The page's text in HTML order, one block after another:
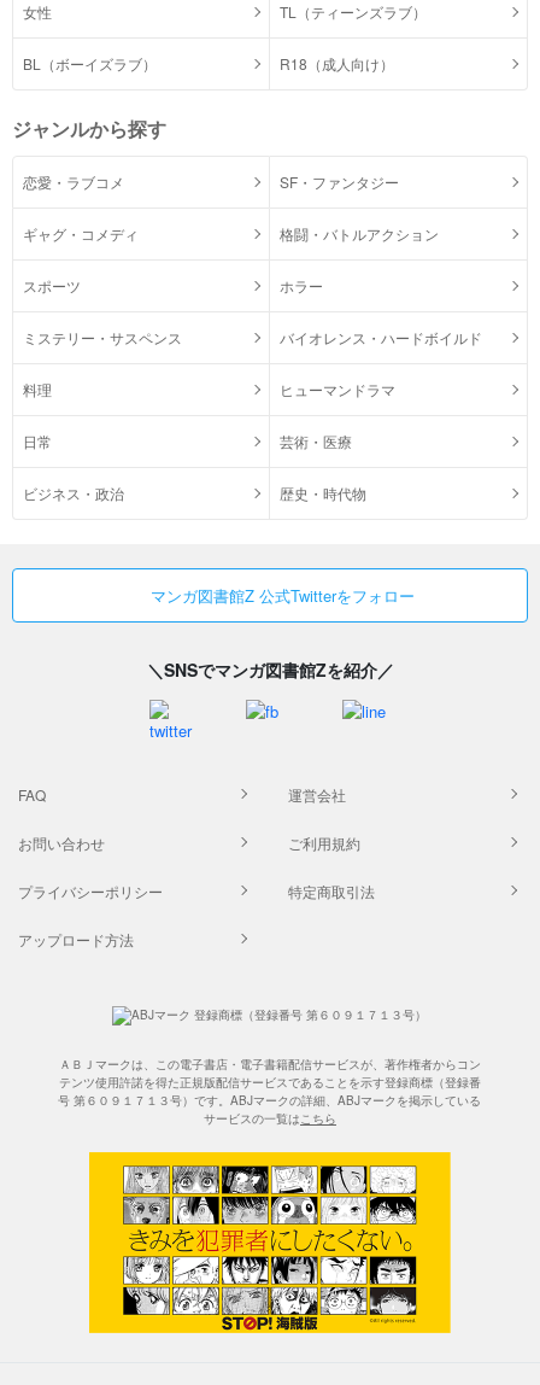
女性 TL（ティーンズラブ）
BL（ボーイズラブ） R18（成人向け）
ジャンルから探す
恋愛・ラブコメ SF・ファンタジー
ギャグ・コメディ 格闘・バトルアクション
スポーツ ホラー
ミステリー・サスペンス バイオレンス・ハードボイルド
料理 ヒューマンドラマ
日常 芸術・医療
ビジネス・政治 歴史・時代物
マンガ図書館Z 公式Twitterをフォロー
＼SNSでマンガ図書館Zを紹介／
FAQ 運営会社
お問い合わせ ご利用規約
プライバシーポリシー 特定商取引法
アップロード方法
ＡＢＪマークは、この電子書店・電子書籍配信サービスが、著作権者からコン
テンツ使用許諾を得た正規版配信サービスであることを示す登録商標（登録番
号 第６０９１７１３号）です。ABJマークの詳細、ABJマークを掲示している
サービスの一覧はこちら